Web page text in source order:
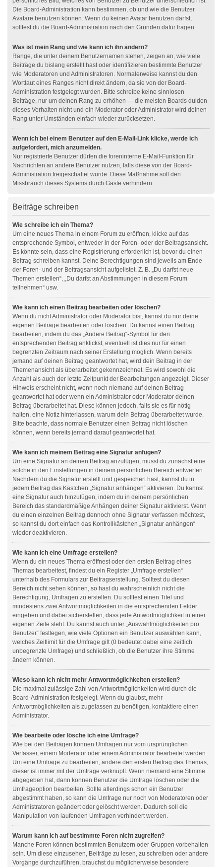
Die Board-Administration kann bestimmen, ob und wie die Benutzer
Avatare benutzen können. Wenn du keinen Avatar benutzen darfst,
solltest du die Board-Administration nach den Gründen dafür fragen.
Was ist mein Rang und wie kann ich ihn ändern?
Ränge, die unter deinem Benutzernamen stehen, zeigen an, wie viele
Beiträge du bislang erstellt hast oder identifizieren bestimmte Benutzer
wie Moderatoren und Administratoren. Normalerweise kannst du den
Wortlaut eines Ranges nicht direkt ändern, da sie von der Board-
Administration festgelegt wurden. Bitte schreibe keine sinnlosen
Beiträge, nur um deinen Rang zu erhöhen — die meisten Boards dulden
dieses Verhalten nicht und ein Moderator oder Administrator wird deinen
Rang unter Umständen einfach wieder zurücksetzen.
Wenn ich bei einem Benutzer auf den E-Mail-Link klicke, werde ich
aufgefordert, mich anzumelden.
Nur registrierte Benutzer dürfen die foreninterne E-Mail-Funktion für
Nachrichten an andere Benutzer nutzen, falls diese von der Board-
Administration freigeschaltet wurde. Diese Maßnahme soll den
Missbrauch dieses Systems durch Gäste verhindern.
Beiträge schreiben
Wie schreibe ich ein Thema?
Um eine neues Thema in einem Forum zu eröffnen, klicke auf das
entsprechende Symbol, entweder in der Foren- oder der Beitragsansicht.
Es könnte sein, dass eine Registrierung erforderlich ist, bevor du einen
Beitrag schreiben kannst. Deine Berechtigungen sind jeweils am Ende
der Foren- und der Beitragsansicht aufgelistet. Z. B. „Du darfst neue
Themen erstellen“, „Du darfst an Abstimmungen in diesem Forum
teilnehmen“ usw.
Wie kann ich einen Beitrag bearbeiten oder löschen?
Wenn du nicht Administrator oder Moderator bist, kannst du nur deine
eigenen Beiträge bearbeiten oder löschen. Du kannst einen Beitrag
bearbeiten, indem du das „Ändere Beitrag“-Symbol für den
entsprechenden Beitrag anklickst; eventuell ist dies nur für einen
begrenzten Zeitraum nach seiner Erstellung möglich. Wenn bereits
jemand auf deinen Beitrag geantwortet hat, wird dein Beitrag in der
Themenansicht als überarbeitet gekennzeichnet. Es wird sowohl die
Anzahl als auch der letzte Zeitpunkt der Bearbeitungen angezeigt. Dieser
Hinweis erscheint nicht, wenn noch niemand auf deinen Beitrag
geantwortet hat oder wenn ein Administrator oder Moderator deinen
Beitrag überarbeitet hat. Diese können jedoch, falls sie es für nötig
halten, eine Notiz hinterlassen, warum dein Beitrag überarbeitet wurde.
Bitte beachte, dass normale Benutzer einen Beitrag nicht löschen
können, wenn bereits jemand darauf geantwortet hat.
Wie kann ich meinem Beitrag eine Signatur anfügen?
Um eine Signatur an deinen Beitrag anzufügen, musst du zunächst eine
solche in den Einstellungen in deinem persönlichen Bereich entwerfen.
Nachdem du die Signatur erstellt und gespeichert hast, kannst du in
jedem Beitrag das Kästchen „Signatur anhängen“ aktivieren. Du kannst
eine Signatur auch hinzufügen, indem du in deinem persönlichen
Bereich das standardmäßige Anhängen deiner Signatur aktivierst. Wenn
du einen einzelnen Beitrag dennoch ohne Signatur verfassen möchtest,
so kannst du dort einfach das Kontrollkästchen „Signatur anhängen“
wieder deaktivieren.
Wie kann ich eine Umfrage erstellen?
Wenn du ein neues Thema eröffnest oder den ersten Beitrag eines
Themas bearbeitest, findest du ein Register „Umfrage erstellen“
unterhalb des Formulars zur Beitragserstellung. Solltest du diesen
Bereich nicht sehen können, so hast du wahrscheinlich nicht die
Berechtigung, Umfragen zu erstellen. Du solltest einen Titel und
mindestens zwei Antwortmöglichkeiten in die entsprechenden Felder
eingeben und dabei sicherstellen, dass jede Antwortmöglichkeit in einer
eigenen Zeile steht. Du kannst auch unter „Auswahlmöglichkeiten pro
Benutzer“ festlegen, wie viele Optionen ein Benutzer auswählen kann,
welches Zeitlimit für die Umfrage gilt (0 bedeutet dabei eine zeitlich
unbegrenzte Umfrage) und schließlich, ob die Benutzer ihre Stimme
ändern können.
Wieso kann ich nicht mehr Antwortmöglichkeiten erstellen?
Die maximal zulässige Zahl von Antwortmöglichkeiten wird durch die
Board-Administration festgelegt. Wenn du glaubst, mehr
Antwortmöglichkeiten als zugelassen zu benötigen, kontaktiere einen
Administrator.
Wie bearbeite oder lösche ich eine Umfrage?
Wie bei den Beiträgen können Umfragen nur vom ursprünglichen
Verfasser, einem Moderator oder einem Administrator bearbeitet werden.
Um eine Umfrage zu bearbeiten, ändere den ersten Beitrag des Themas;
dieser ist immer mit der Umfrage verknüpft. Wenn niemand eine Stimme
abgegeben hat, dann können Benutzer die Umfrage löschen oder die
Umfrageoption bearbeiten. Sollte allerdings schon ein Benutzer
abgestimmt haben, so kann die Umfrage nur noch von Moderatoren oder
Administratoren geändert oder gelöscht werden. Dadurch soll die
Manipulation von laufenden Umfragen verhindert werden.
Warum kann ich auf bestimmte Foren nicht zugreifen?
Manche Foren können bestimmten Benutzern oder Gruppen vorbehalten
sein. Um diese einzusehen, Beiträge zu lesen, zu schreiben oder andere
Vorgänge durchzuführen, brauchst du möglicherweise besondere